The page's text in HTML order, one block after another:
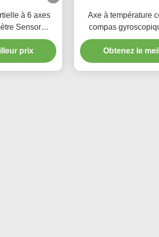
à 6 axes
Sensor
prix
Axe à température
compas
Obtenez le